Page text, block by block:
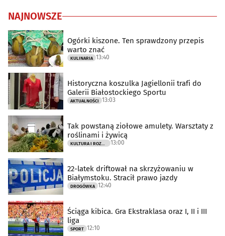
NAJNOWSZE
Ogórki kiszone. Ten sprawdzony przepis
warto znać
KULINARIA 13:40
Historyczna koszulka Jagiellonii trafi do
Galerii Białostockiego Sportu
AKTUALNOŚCI 13:03
Tak powstaną ziołowe amulety. Warsztaty z
roślinami i żywicą
13:00
22-latek driftował na skrzyżowaniu w
Białymstoku. Stracił prawo jazdy
DROGÓWKA 12:40
Ściąga kibica. Gra Ekstraklasa oraz I, II i III
liga
SPORT 12:10